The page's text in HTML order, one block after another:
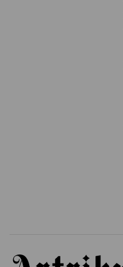
Artribune